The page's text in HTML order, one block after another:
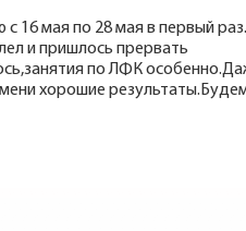
с 16 мая по 28 мая в первый
и пришлось прервать
по ЛФК
хорошие